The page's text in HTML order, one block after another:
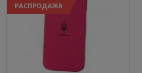
РАСПРОДАЖА